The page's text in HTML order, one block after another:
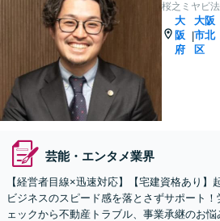
桜之ミヤビ
大
阪
府
|
大阪
市北
区
芸能・エンタメ業界
【経営者目線×迅速対応】【宅建資格あり】
ビジネスのスピード感を落とさずサポート
ェックから不動産トラブル、事業承継のお